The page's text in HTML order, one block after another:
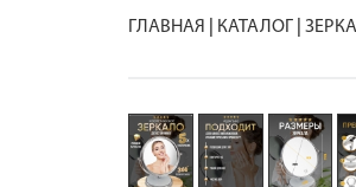
ГЛАВНАЯ КАТАЛОГ